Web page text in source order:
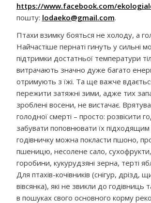
https://www.facebook.com/
пошту: lodaeko@gmail.com.
Птахи взимку бояться не холоду, а
Найчастіше пернаті гинуть у сильні
підтримки достатньої температури
витрачають значно дуже багато
отримують з їжі. Та ще важче
пережити затяжні зими, адже тих
зроблені восени, не вистачає.
голодної смерті – просто: розвісити
забувати поповнювати їх
годівничку можна покласти пшоно,
пшеницю, несолене сало,
горобини, кукурудзяні зерна, терті
Для птахів-кочівників (снігур, дрізд,
вівсянка), які не звикли до годівниць
в пошуках свого основного корму